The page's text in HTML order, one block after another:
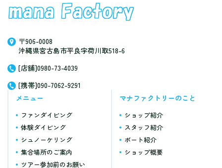
〒906-0008
沖縄県宮古島市平良字荷川取518-6
[店舗]0980-73-4039
[携帯]090-7062-9291
メニュー
ファンダイビング
体験ダイビング
シュノーケリング
集合場所のご案内
ツアー参加前のお願い
マナファクトリーのこと
ショップ紹介
スタッフ紹介
ボート紹介
ショップ概要